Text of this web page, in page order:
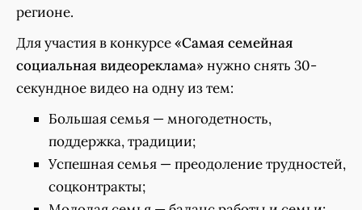
регионе.
Для участия в конкурсе«Самая семейная
социальная видеореклама»нужно снять 30-
секундное видео на одну из тем:
Большая семья — многодетность,
поддержка, традиции;
Успешная семья — преодоление трудностей,
соцконтракты;